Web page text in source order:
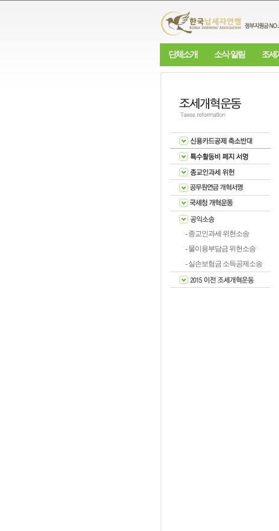
단체소개 소식·알림 조세
- 종교인과세 위헌소송
- 물이용부담금 위헌소송
- 실손보험금 소득공제소송